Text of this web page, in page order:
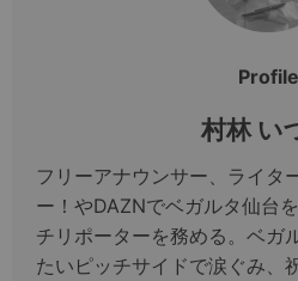
Profile
村林 い
フリーアナウンサー、ライタ
ー！やDAZNでベガルタ仙台
チリポーターを務める。ベガ
たいピッチサイドで涙ぐみ、